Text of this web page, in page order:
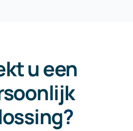
u een
?